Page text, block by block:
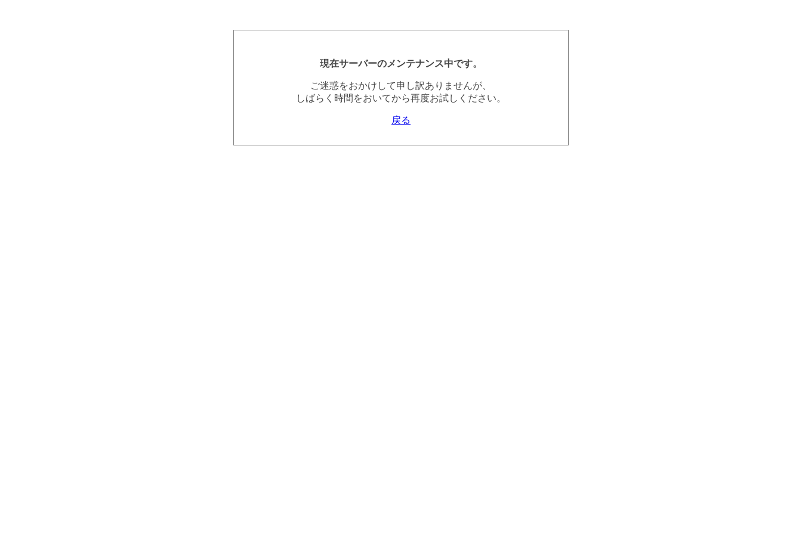
現在サーバーのメンテナンス中です。
ご迷惑をおかけして申し訳ありませんが、
しばらく時間をおいてから再度お試しください。
戻る